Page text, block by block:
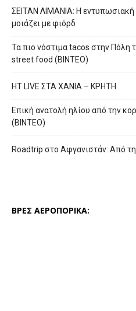
ΣΕΙΤΑΝ ΛΙΜΑΝΙΑ: Η
μοιάζει με φιόρδ
Τα πιο νόστιμα tacos στην Πόλη
street food (ΒΙΝΤΕΟ)
HT LIVE ΣΤΑ ΧΑΝΙΑ – ΚΡΗΤΗ
Επική ανατολή ηλίου από την
(ΒΙΝΤΕΟ)
Roadtrip στο Αφγανιστάν: Από
ΒΡΕΣ ΑΕΡΟΠΟΡΙΚΑ: